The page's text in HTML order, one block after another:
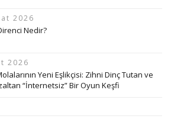
2026
Nedir?
2026
Yeni Eşlikçisi: Zihni Dinç Tutan ve
“İnternetsiz” Bir Oyun Keşfi